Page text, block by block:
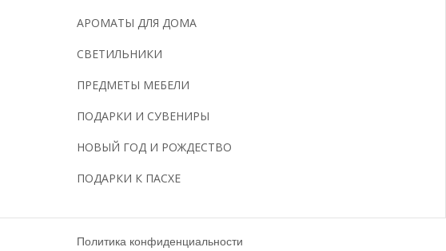
АРОМАТЫ ДЛЯ ДОМА
СВЕТИЛЬНИКИ
ПРЕДМЕТЫ МЕБЕЛИ
ПОДАРКИ И СУВЕНИРЫ
НОВЫЙ ГОД И РОЖДЕСТВО
ПОДАРКИ К ПАСХЕ
Политика конфиденциальности